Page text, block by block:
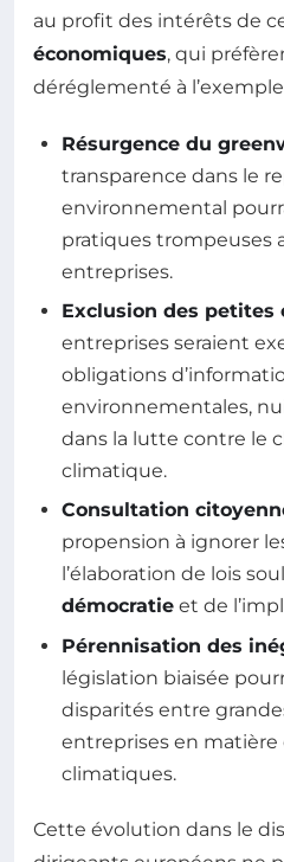
au profit des intérêts de
économiques, qui
déréglementé à
Résurgence du
transparence dans le
environnemental
pratiques trompeuses
entreprises.
Exclusion des petites
entreprises seraient
obligations
environnementales,
dans la lutte contre le
climatique.
Consultation
propension à ignorer
l’élaboration de lois
démocratie et de
Pérennisation des
législation biaisée
disparités entre
entreprises en matière
climatiques.
Cette évolution dans le